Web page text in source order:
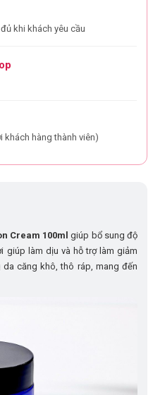
khi khách yêu cầu
khách hàng thành viên)
Cream 100ml giúp bổ sung độ
giúp làm dịu và hỗ trợ làm giảm
da căng khô, thô ráp, mang đến